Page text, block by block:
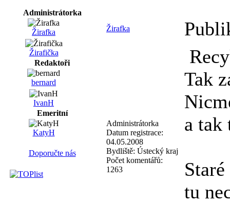
Administrátorka
Žirafka
Žirafička
Redaktoři
bernard
IvanH
Emeritní
KatyH
Doporučte nás
Žirafka
Administrátorka
Datum registrace:
04.05.2008
Bydliště: Ústecký kraj
Počet komentářů:
1263
Tak
a tak
tu